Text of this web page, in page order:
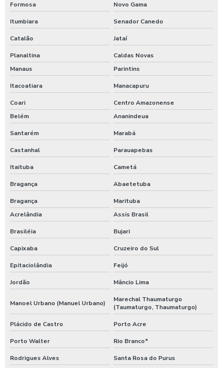
Formosa Novo Gama
Itumbiara Senador Canedo
Catalão Jataí
Planaltina
Caldas Novas
Manaus
Parintins
Itacoatiara Manacapuru
Coari
Centro Amazonense
Belém
Ananindeua
Santarém Marabá
Castanhal Parauapebas
Itaituba Cametá
Bragança Abaetetuba
Bragança
Marituba
Acrelândia
Assis Brasil
Brasiléia Bujari
Capixaba Cruzeiro do Sul
Epitaciolândia Feijó
Jordão Mâncio Lima
Manoel Urbano (Manuel Urbano)
Marechal Thaumaturgo
(Taumaturgo, Thaumaturgo)
Plácido de Castro Porto Acre
Porto Walter Rio Branco*
Rodrigues Alves Santa Rosa do Purus